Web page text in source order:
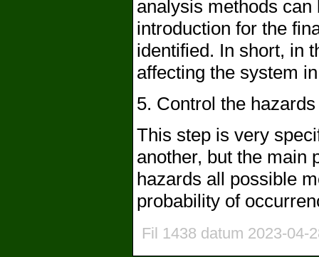
analysis methods
introduction for the
identified. In short, in
affecting the system
5. Control the
This step is very
another, but the main
hazards all possible
probability of
Fil 1438 datum 2023-04-